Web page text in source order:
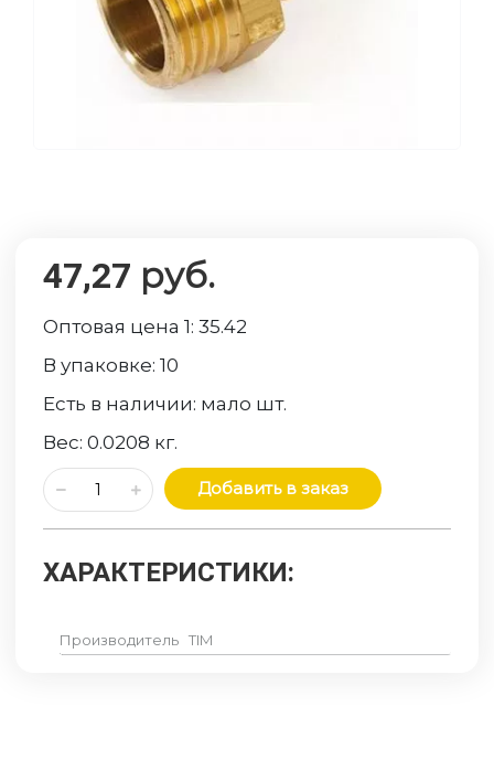
47,27 руб.
Оптовая цена 1:35.42
В упаковке:10
Есть в наличии: мало шт.
Вес:0.0208 кг.
Добавить в заказ
ХАРАКТЕРИСТИКИ:
Производитель TIM